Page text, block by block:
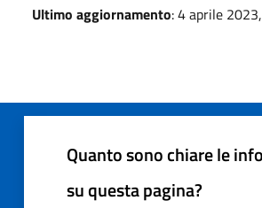
Ultimo aggiornamento: 4 aprile
Quanto sono chiare le
su questa pagina?